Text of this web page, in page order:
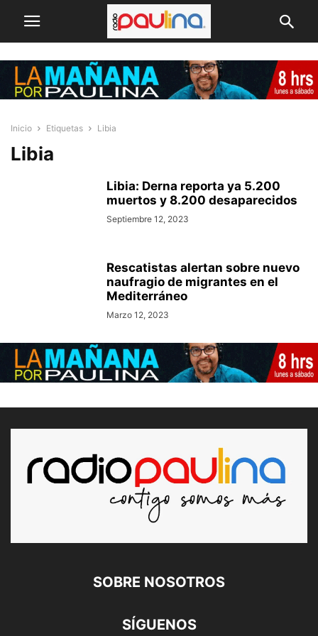
Inicio Etiquetas Libia
Libia
Libia: Derna reporta ya 5.200
muertos y 8.200 desaparecidos
Septiembre 12, 2023
Rescatistas alertan sobre nuevo
naufragio de migrantes en el
Mediterráneo
Marzo 12, 2023
SOBRE NOSOTROS
SÍGUENOS